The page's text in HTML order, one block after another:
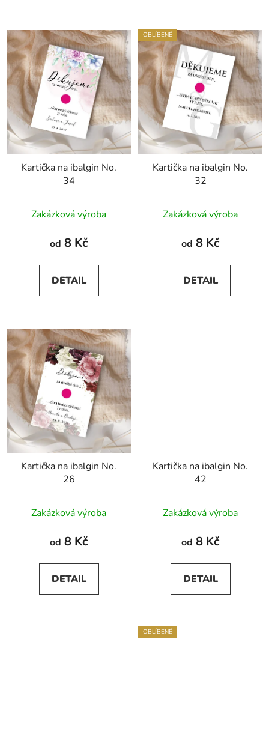
Kartička na ibalgin No.
34
Zakázková výroba
od 8 Kč
DETAIL
OBLÍBENÉ
Kartička na ibalgin No.
32
Zakázková výroba
od 8 Kč
DETAIL
Kartička na ibalgin No.
26
Zakázková výroba
od 8 Kč
DETAIL
Kartička na ibalgin No.
42
Zakázková výroba
od 8 Kč
DETAIL
OBLÍBENÉ